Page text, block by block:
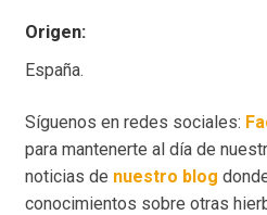
Origen:
España.
Síguenos en redes sociales:
para mantenerte al día de
noticias de nuestro blog
conocimientos sobre otras